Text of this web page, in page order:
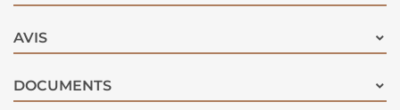
AVIS
DOCUMENTS